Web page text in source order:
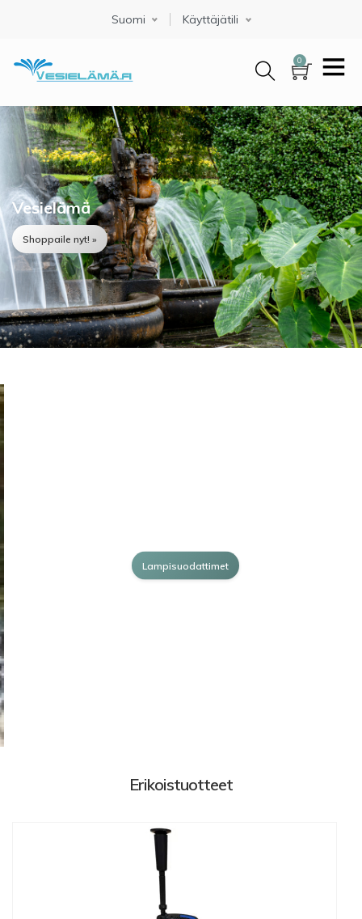
Select your language
Suomi Käyttäjätili
0
Vesielämä
Shoppaile nyt! »
Lampisuodattimet
Erikoistuotteet